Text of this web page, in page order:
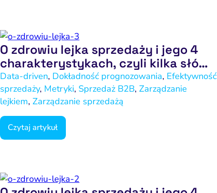
O zdrowiu lejka sprzedaży i jego 4
charakterystykach, czyli kilka słów
o gorącym temacie – część 3
Data-driven, Dokładność prognozowania, Efektywność
sprzedaży, Metryki, Sprzedaż B2B, Zarządzanie
lejkiem, Zarządzanie sprzedażą
Czytaj artykuł